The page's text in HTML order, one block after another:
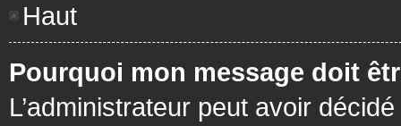
Haut
Pourquoi mon message doit
L’administrateur peut avoir